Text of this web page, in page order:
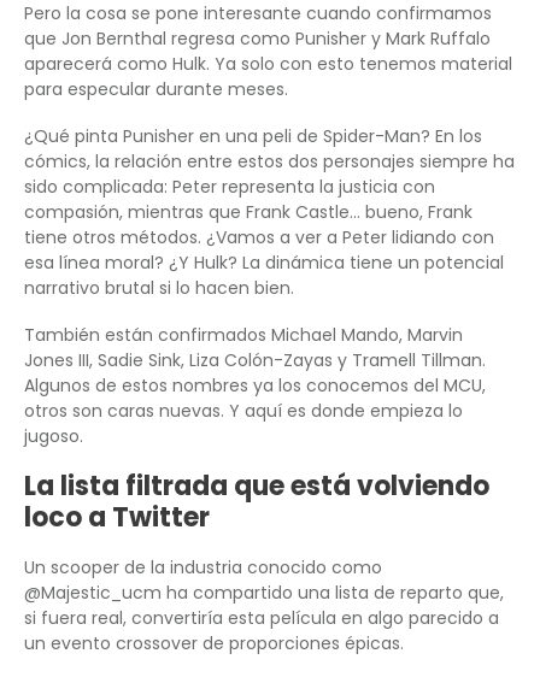
Pero la cosa se pone interesante cuando confirmamos
que Jon Bernthal regresa como Punisher y Mark Ruffalo
aparecerá como Hulk. Ya solo con esto tenemos material
para especular durante meses.
¿Qué pinta Punisher en una peli de Spider-Man? En los
cómics, la relación entre estos dos personajes siempre ha
sido complicada: Peter representa la justicia con
compasión, mientras que Frank Castle… bueno, Frank
tiene otros métodos. ¿Vamos a ver a Peter lidiando con
esa línea moral? ¿Y Hulk? La dinámica tiene un potencial
narrativo brutal si lo hacen bien.
También están confirmados Michael Mando, Marvin
Jones III, Sadie Sink, Liza Colón-Zayas y Tramell Tillman.
Algunos de estos nombres ya los conocemos del MCU,
otros son caras nuevas. Y aquí es donde empieza lo
jugoso.
La lista filtrada que está volviendo
loco a Twitter
Un scooper de la industria conocido como
@Majestic_ucm ha compartido una lista de reparto que,
si fuera real, convertiría esta película en algo parecido a
un evento crossover de proporciones épicas.